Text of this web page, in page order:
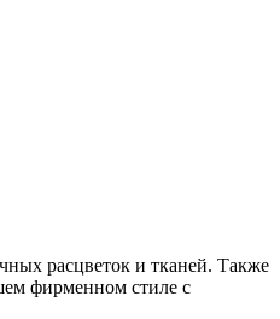
расцветок и тканей. Также
фирменном стиле с